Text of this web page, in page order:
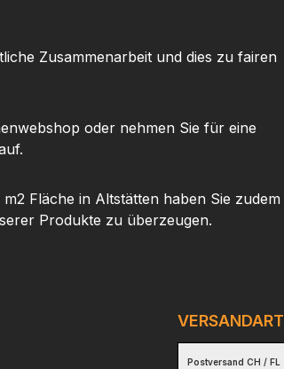
Zusammenarbeit und dies zu fairen
oder nehmen Sie für eine
Fläche in Altstätten haben Sie zudem
Produkte zu überzeugen.
Postversand CH / FL